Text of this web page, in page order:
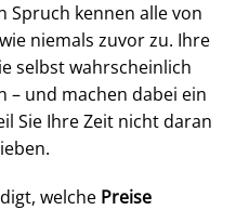
Spruch kennen alle von
niemals zuvor zu. Ihre
selbst wahrscheinlich
– und machen dabei ein
Sie Ihre Zeit nicht daran
welche Preise